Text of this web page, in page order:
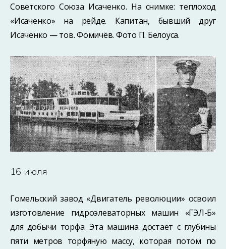
Советского Союза Исаченко. На снимке: теплоход
«Исаченко» на рейде. Капитан, бывший друг
Исаченко — тов. Фомичёв. Фото П. Белоуса.
16 июля
Гомельский завод «Двигатель революции» освоил
изготовление гидроэлеваторных машин «ГЭЛ-Б»
для добычи торфа. Эта машина достаёт с глубины
пяти метров торфяную массу, которая потом по